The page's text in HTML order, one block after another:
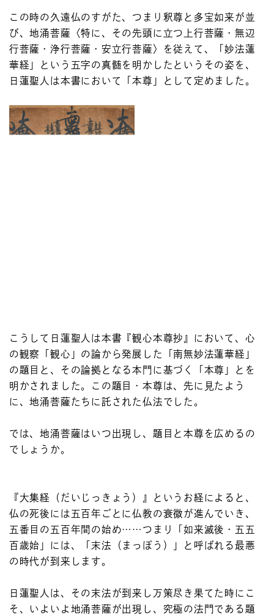
この時の久遠仏のすがた、つまり釈尊と多宝如来が並
び、地涌菩薩〈特に、その先頭に立つ上行菩薩・無辺
行菩薩・浄行菩薩・安立行菩薩〉を従えて、「妙法蓮
華経」という五字の真髄を明かしたというその姿を、
日蓮聖人は本書において「本尊」として定めました。
こうして日蓮聖人は本書『観心本尊抄』において、心
の観察「観心」の論から発展した「南無妙法蓮華経」
の題目と、その論拠となる本門に基づく「本尊」とを
明かされました。この題目・本尊は、先に見たよう
に、地涌菩薩たちに託された仏法でした。
では、地涌菩薩はいつ出現し、題目と本尊を広めるの
でしょうか。
『大集経（だいじっきょう）』というお経によると、
仏の死後には五百年ごとに仏教の衰微が進んでいき、
五番目の五百年間の始め……つまり「如来滅後・五五
百歳始」には、「末法（まっぽう）」と呼ばれる最悪
の時代が到来します。
日蓮聖人は、その末法が到来し万策尽き果てた時にこ
そ、いよいよ地涌菩薩が出現し、究極の法門である題